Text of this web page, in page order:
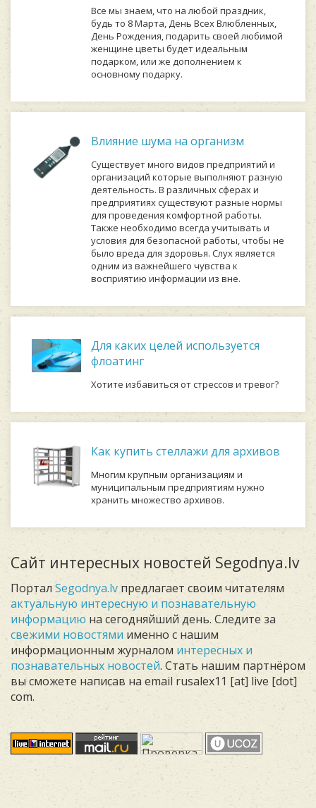
Все мы знаем, что на любой праздник,
будь то 8 Марта, День Всех Влюбленных,
День Рождения, подарить своей любимой
женщине цветы будет идеальным
подарком, или же дополнением к
основному подарку.
Влияние шума на организм
Существует много видов предприятий и
организаций которые выполняют разную
деятельность. В различных сферах и
предприятиях существуют разные нормы
для проведения комфортной работы.
Также необходимо всегда учитывать и
условия для безопасной работы, чтобы не
было вреда для здоровья. Слух является
одним из важнейшего чувства к
восприятию информации из вне.
Для каких целей используется
флоатинг
Хотите избавиться от стрессов и тревог?
Как купить стеллажи для архивов
Многим крупным организациям и
муниципальным предприятиям нужно
хранить множество архивов.
Сайт интересных новостей Segodnya.lv
Портал Segodnya.lv предлагает своим читателям
актуальную интересную и познавательную
информацию на сегодняйший день. Следите за
свежими новостями именно с нашим
информационным журналом интересных и
познавательных новостей. Стать нашим партнёром
вы сможете написав на email rusalex11 [at] live [dot]
com.